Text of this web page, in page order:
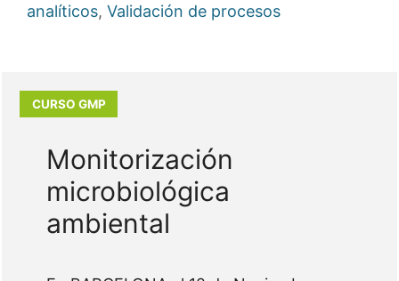
analíticos, Validación de procesos
Monitorización
microbiológica
ambiental